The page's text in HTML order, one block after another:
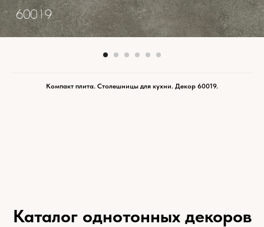
Компакт плита. Столешницы для кухни. Декор 60019.
Каталог однотонных декоров